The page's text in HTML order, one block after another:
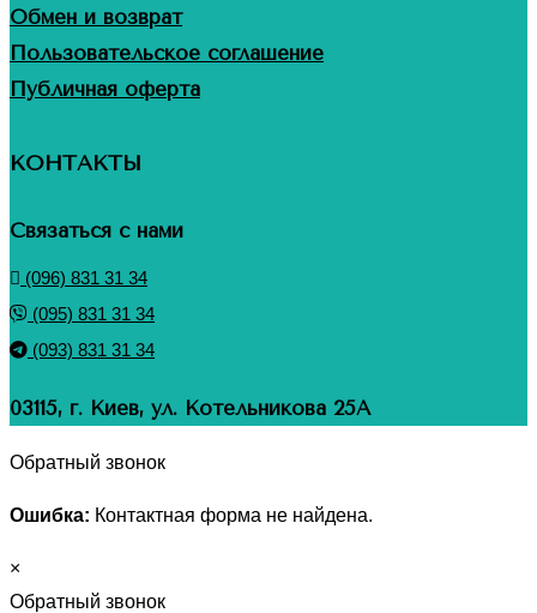
Обмен и возврат
Пользовательское соглашение
Публичная оферта
КОНТАКТЫ
Связаться с нами
(096) 831 31 34
(095) 831 31 34
(093) 831 31 34
03115, г. Киев, ул. Котельникова 25А
Обратный звонок
Ошибка: Контактная форма не найдена.
×
Обратный звонок